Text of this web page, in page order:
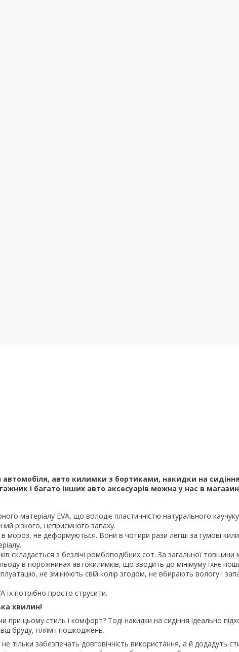
авто килимки з бортиками, накидки на
і багато інших авто аксесуарів можна у нас в
матеріалу EVA, що володіє пластичністю натурального
різкого, неприємного запаху.
не деформуються. Вони в чотири рази легші за гумові
складається з безлічі ромбоподібних сот. За загальної
в порожнинах автокилимків, що зводить до мінімуму їхнє
не змінюють свій колір згодом, не вбирають вологу і
потрібно просто струсити.
хвилин!
при цьому стиль і комфорт? Тоді накидки на сидіння ідеально
бруду, плям і пошкоджень.
не тільки забезпечать довговічність використання, а й додадуть